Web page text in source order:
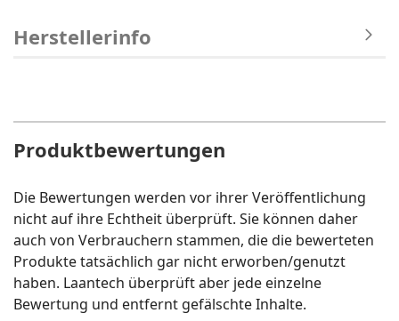
Herstellerinfo
Produktbewertungen
Die Bewertungen werden vor ihrer Veröffentlichung
nicht auf ihre Echtheit überprüft. Sie können daher
auch von Verbrauchern stammen, die die bewerteten
Produkte tatsächlich gar nicht erworben/genutzt
haben. Laantech überprüft aber jede einzelne
Bewertung und entfernt gefälschte Inhalte.